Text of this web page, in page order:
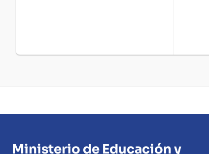
Ministerio de Educación y